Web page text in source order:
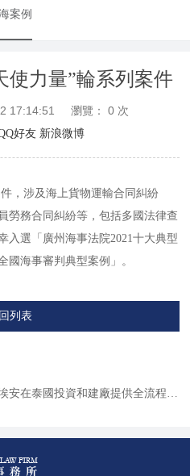
案例
使力量”輪系列案件
17:14:51 瀏覽： 0 次
好友 新浪微博
涉及海上貨物運輸合同糾紛
勞務合同糾紛等，包括多國法律查
入選「廣州海事法院2021十大典型
國海事審判典型案例」。
列表
在泰國投資和建廠提供全流程服務